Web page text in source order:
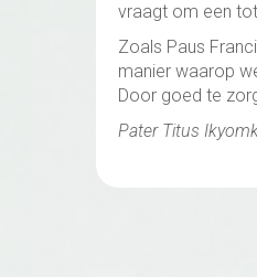
vraagt om een
Zoals Paus
manier waarop
Door goed te
Pater Titus